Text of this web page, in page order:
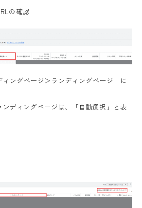
の確認
ィングページ＞ランディングページ に
ディングページは、「自動選択」と表